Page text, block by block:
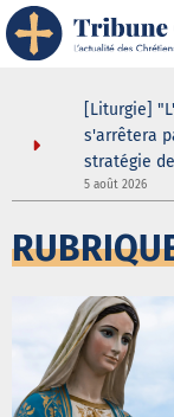
[Liturgie]
s'arrêtera
stratégie
5 août 2026